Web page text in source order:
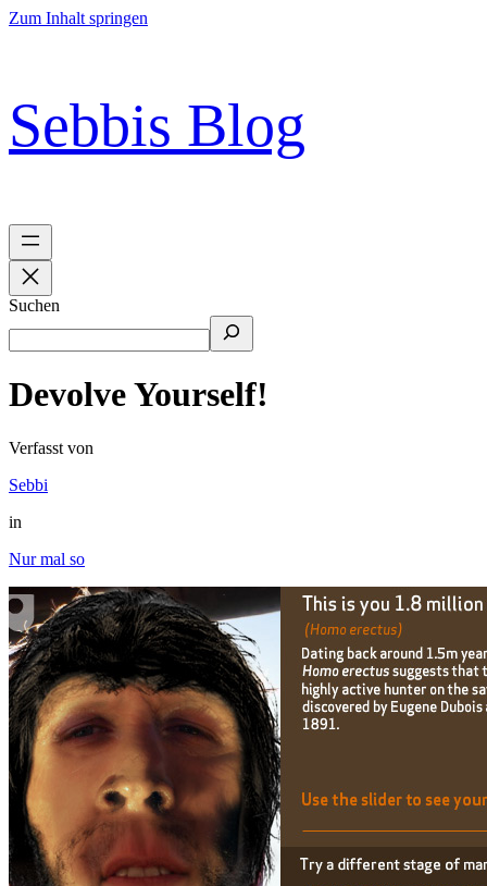
Zum Inhalt springen
Sebbis Blog
Suchen
Devolve Yourself!
Verfasst von
Sebbi
in
Nur mal so